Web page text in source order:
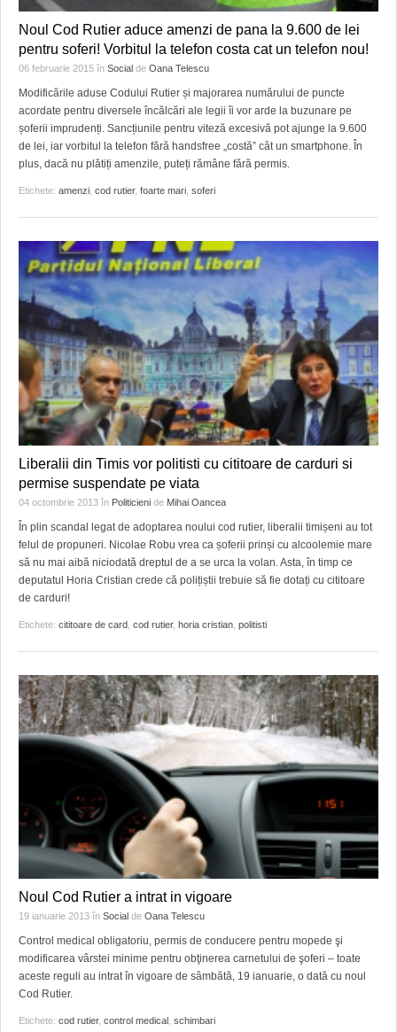
Noul Cod Rutier aduce amenzi de pana la 9.600 de lei
pentru soferi! Vorbitul la telefon costa cat un telefon nou!
06 februarie 2015 în Social de Oana Telescu
Modificările aduse Codului Rutier și majorarea numărului de puncte
acordate pentru diversele încălcări ale legii îi vor arde la buzunare pe
șoferii imprudenți. Sancțiunile pentru viteză excesivă pot ajunge la 9.600
de lei, iar vorbitul la telefon fără handsfree „costă” cât un smartphone. În
plus, dacă nu plătiți amenzile, puteți rămâne fără permis.
Etichete: amenzi, cod rutier, foarte mari, soferi
Liberalii din Timis vor politisti cu cititoare de carduri si
permise suspendate pe viata
04 octombrie 2013 în Politicieni de Mihai Oancea
În plin scandal legat de adoptarea noului cod rutier, liberalii timișeni au tot
felul de propuneri. Nicolae Robu vrea ca șoferii prinși cu alcoolemie mare
să nu mai aibă niciodată dreptul de a se urca la volan. Asta, în timp ce
deputatul Horia Cristian crede că polițiștii trebuie să fie dotați cu cititoare
de carduri!
Etichete: cititoare de card cod rutier, horia cristian politisti
Noul Cod Rutier a intrat in vigoare
19 ianuarie 2013 în Social de Oana Telescu
Control medical obligatoriu, permis de conducere pentru mopede şi
modificarea vârstei minime pentru obţinerea carnetului de şoferi – toate
aceste reguli au intrat în vigoare de sâmbătă, 19 ianuarie, o dată cu noul
Cod Rutier.
Etichete: cod rutier, control medical schimbari